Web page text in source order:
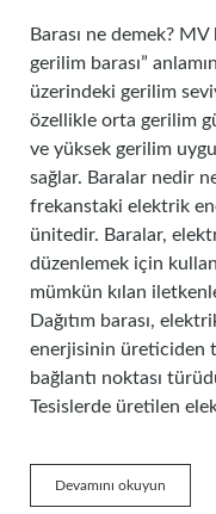
Barası ne demek?
gerilim barası”
üzerindeki gerilim
özellikle orta gerilim
ve yüksek gerilim
sağlar. Baralar nedir
frekanstaki elektrik
ünitedir. Baralar,
düzenlemek için
mümkün kılan
Dağıtım barası,
enerjisinin üreticiden
bağlantı noktası
Tesislerde üretilen
Devamını okuyun
Ne